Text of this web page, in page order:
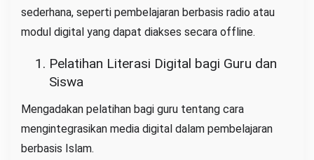
sederhana, seperti pembelajaran berbasis radio atau
modul digital yang dapat diakses secara offline.
Pelatihan Literasi Digital bagi Guru dan
Siswa
Mengadakan pelatihan bagi guru tentang cara
mengintegrasikan media digital dalam pembelajaran
berbasis Islam.